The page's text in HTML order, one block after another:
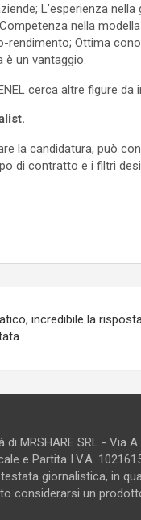
L’esperienza
nella
rendimento; Ottima
è un vantaggio.
cerca altre figure
la candidatura, può
di contratto e i filtri
incredibile la
MRSHARE SRL - Via
e Partita I.V.A.
giornalistica, in
considerarsi un